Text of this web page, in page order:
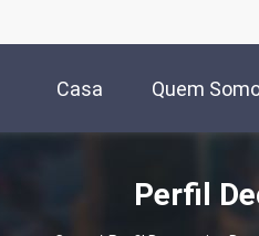
Casa Quem
Perfil